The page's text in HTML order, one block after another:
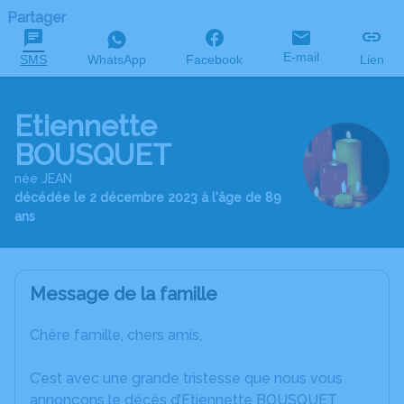
Partager
SMS WhatsApp Facebook E-mail Lien
Etiennette
BOUSQUET
née JEAN
décédée le 2 décembre 2023 à l'âge de 89
ans
Message de la famille
Chère famille, chers amis,
C’est avec une grande tristesse que nous vous
annonçons le décès d’Etiennette BOUSQUET